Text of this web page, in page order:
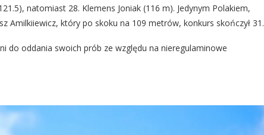
natomiast 28. Klemens Joniak (116 m). Jedynym Polakiem,
Amilkiiewicz, który po skoku na 109 metrów, konkurs skończył 31.
do oddania swoich prób ze względu na nieregulaminowe